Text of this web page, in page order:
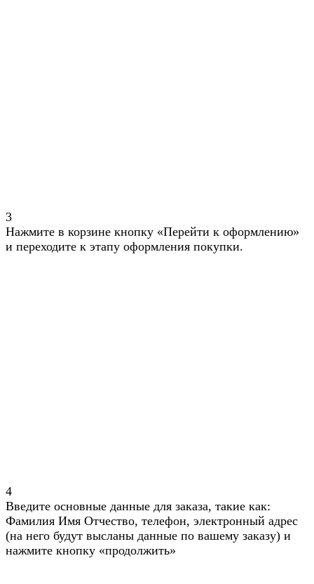
3
Нажмите в корзине кнопку «Перейти к оформлению»
и переходите к этапу оформления покупки.
4
Введите основные данные для заказа, такие как:
Фамилия Имя Отчество, телефон, электронный адрес
(на него будут высланы данные по вашему заказу) и
нажмите кнопку «продолжить»